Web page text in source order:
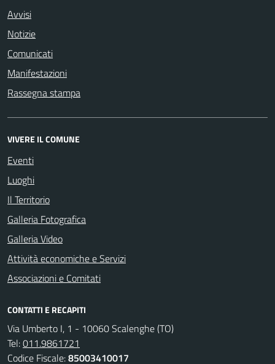
Avvisi
Notizie
Comunicati
Manifestazioni
Rassegna stampa
VIVERE IL COMUNE
Eventi
Luoghi
Il Territorio
Galleria Fotografica
Galleria Video
Attività economiche e Servizi
Associazioni e Comitati
CONTATTI E RECAPITI
Via Umberto I, 1 - 10060 Scalenghe (TO)
Tel:011.9861721
Codice Fiscale:85003410017